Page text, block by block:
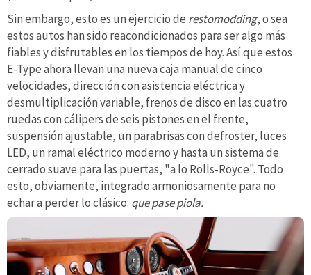
Sin embargo, esto es un ejercicio de restomodding, o sea
estos autos han sido reacondicionados para ser algo más
fiables y disfrutables en los tiempos de hoy. Así que estos
E-Type ahora llevan una nueva caja manual de cinco
velocidades, dirección con asistencia eléctrica y
desmultiplicación variable, frenos de disco en las cuatro
ruedas con cálipers de seis pistones en el frente,
suspensión ajustable, un parabrisas con defroster, luces
LED, un ramal eléctrico moderno y hasta un sistema de
cerrado suave para las puertas, "a lo Rolls-Royce". Todo
esto, obviamente, integrado armoniosamente para no
echar a perder lo clásico: que pase piola.